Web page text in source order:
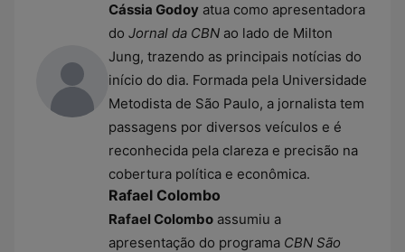
Cássia Godoy atua como apresentadora
do Jornal da CBN ao lado de Milton
Jung, trazendo as principais notícias do
início do dia. Formada pela Universidade
Metodista de São Paulo, a jornalista tem
passagens por diversos veículos e é
reconhecida pela clareza e precisão na
cobertura política e econômica.
Rafael Colombo
Rafael Colombo assumiu a
apresentação do programa CBN São